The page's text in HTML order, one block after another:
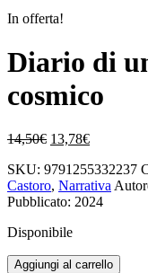
In offerta!
Diario di
cosmico
14,50€ Il
originale
era:
14,50€.
13,78€Il
attuale
è:
13,78€.
SKU: 9791255332237
Castoro, Narrativa
Pubblicato: 2024
Disponibile
Diario
Aggiungi al carrello